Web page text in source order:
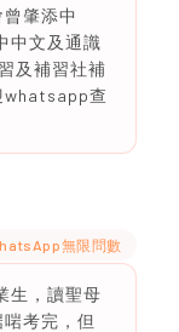
肇添中
中文及通識
及補習社補
whatsapp查
無限問數
生，讀聖母
考完，但